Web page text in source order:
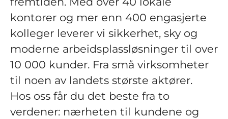
kontorer og mer enn 400 engasjerte
kolleger leverer vi sikkerhet, sky og
moderne arbeidsplassløsninger til over
10 000 kunder. Fra små virksomheter
til noen av landets største aktører.
Hos oss får du det beste fra to
verdener: nærheten til kundene og